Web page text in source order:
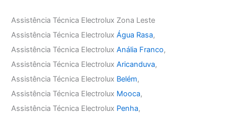
Assistência Técnica Electrolux Zona Leste
Assistência Técnica ElectroluxÁgua Rasa,
Assistência Técnica ElectroluxAnália Franco,
Assistência Técnica ElectroluxAricanduva,
Assistência Técnica Electrolux Belém,
Assistência Técnica Electrolux Mooca,
Assistência Técnica Electrolux Penha,